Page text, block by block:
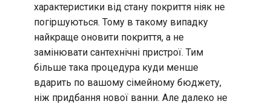
характеристики від стану покриття ніяк не
погіршуються. Тому в такому випадку
найкраще оновити покриття, а не
замінювати сантехнічні пристрої. Тим
більше така процедура куди менше
вдарить по вашому сімейному бюджету,
ніж придбання нової ванни. Але далеко не